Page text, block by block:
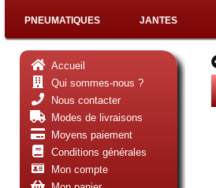
PNEUMATIQUES JANTES
Accueil
Qui sommes-nous ?
Nous contacter
Modes de livraisons
Moyens paiement
Conditions générales
Mon compte